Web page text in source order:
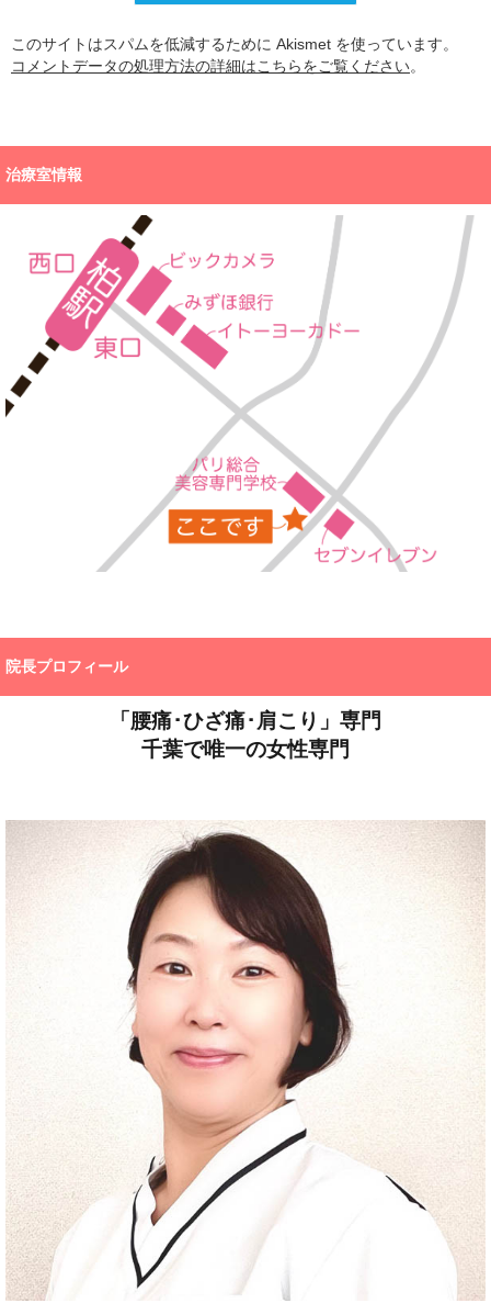
このサイトはスパムを低減するために Akismet を使っています。
コメントデータの処理方法の詳細はこちらをご覧ください。
治療室情報
院長プロフィール
「腰痛･ひざ痛･肩こり」専門
千葉で唯一の女性専門